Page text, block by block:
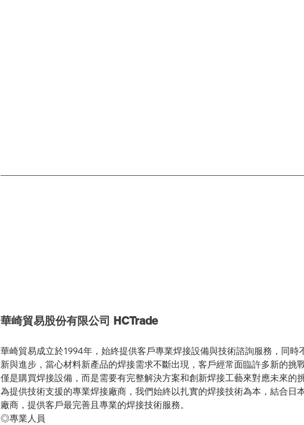
華崎貿易股份有限公司 HCTrade
華崎貿易成立於1994年，始終提供客戶專業焊接設備與技術諮詢服務，同時
新與進步，當心材料新產品的焊接需求不斷出現，客戶經常面臨許多新的挑
僅是購買焊接設備，而是需要有完整解決方案和創新焊接工藝來對應未來的
為提供技術支援的專業焊接廠商，我們始終以扎實的焊接技術為本，結合日
廠商，提供客戶最完善且專業的焊接技術服務。
◎專業人員